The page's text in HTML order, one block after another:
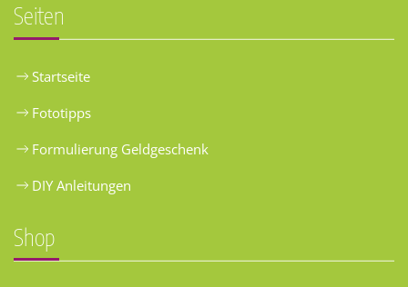
Seiten
Startseite
Fototipps
Formulierung Geldgeschenk
DIY Anleitungen
Shop